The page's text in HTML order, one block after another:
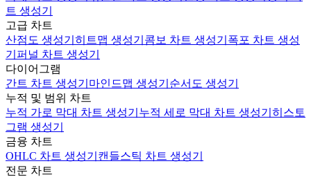
트 생성기
고급 차트
산점도 생성기 히트맵 생성기 콤보 차트 생성기 폭포 차트 생성
기 퍼널 차트 생성기
다이어그램
간트 차트 생성기 마인드맵 생성기 순서도 생성기
누적 및 범위 차트
누적 가로 막대 차트 생성기 누적 세로 막대 차트 생성기 히스토
그램 생성기
금융 차트
OHLC 차트 생성기 캔들스틱 차트 생성기
전문 차트